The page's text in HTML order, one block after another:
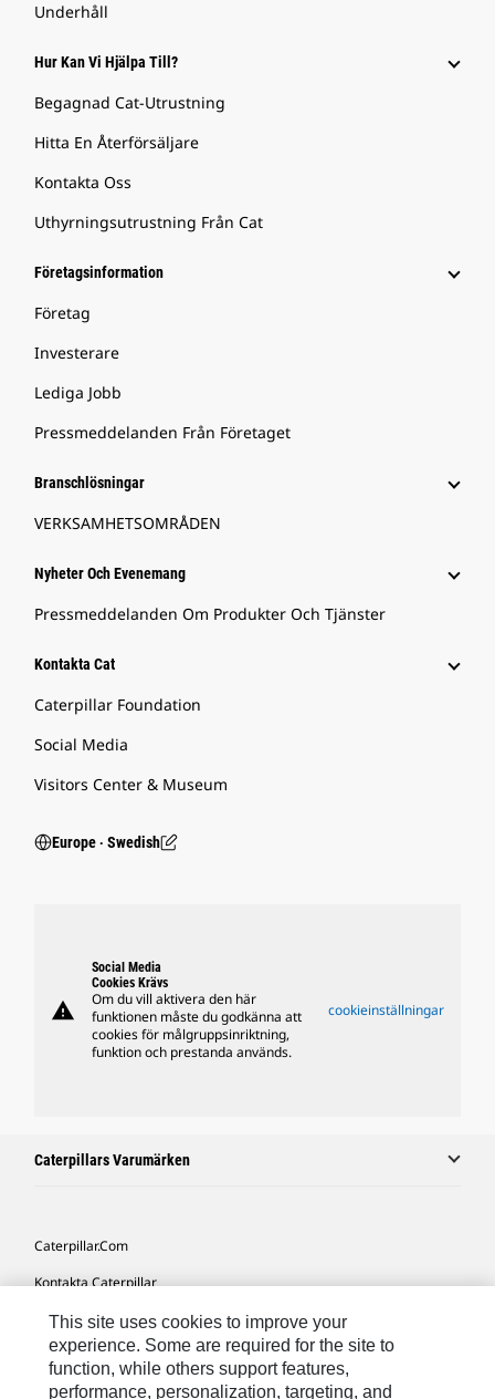
Underhåll
Hur Kan Vi Hjälpa Till?
Begagnad Cat-Utrustning
Hitta En Återförsäljare
Kontakta Oss
Uthyrningsutrustning Från Cat
Företagsinformation
Företag
Investerare
Lediga Jobb
Pressmeddelanden Från Företaget
Branschlösningar
VERKSAMHETSOMRÅDEN
Nyheter Och Evenemang
Pressmeddelanden Om Produkter Och Tjänster
Kontakta Cat
Caterpillar Foundation
Social Media
Visitors Center & Museum
Europe ‧ Swedish
warning
Social Media
Cookies Krävs
Om du vill aktivera den här
funktionen måste du godkänna att
cookies för målgruppsinriktning,
funktion och prestanda används.
cookieinställningar
Caterpillars Varumärken
Caterpillar.com
Kontakta Caterpillar
Mina Marknadsföringspreferenser
Platskarta
Cookie Settings
This site uses cookies to improve your
experience. Some are required for the site to
function, while others support features,
performance, personalization, targeting, and